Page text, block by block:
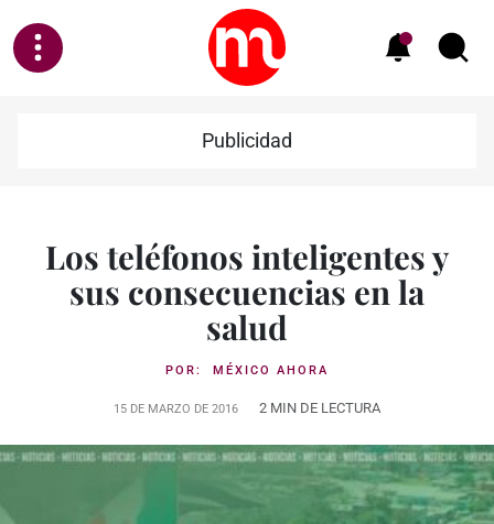
Publicidad
Los teléfonos inteligentes y
sus consecuencias en la
salud
POR: MÉXICO AHORA
15 DE MARZO DE 2016 2 MIN DE LECTURA